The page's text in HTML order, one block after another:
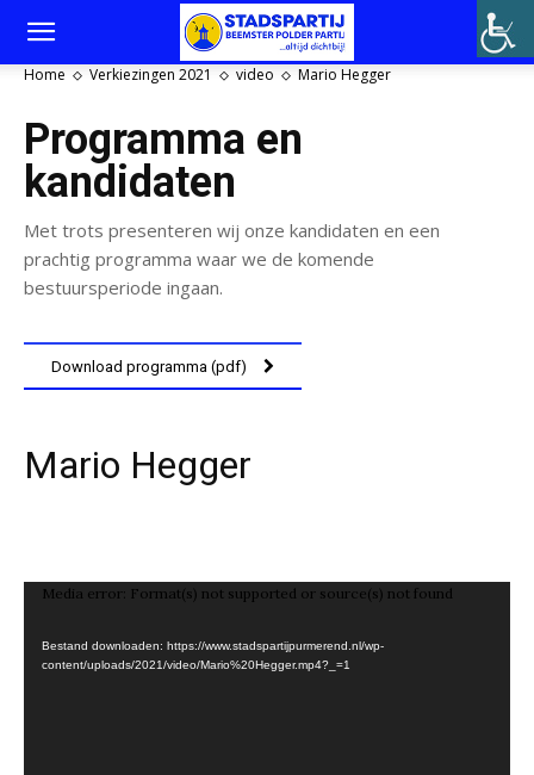
Home Verkiezingen 2021 video Mario Hegger
Programma en
kandidaten
Met trots presenteren wij onze kandidaten en een
prachtig programma waar we de komende
bestuursperiode ingaan.
Download programma (pdf)
Mario Hegger
Media error: Format(s) not supported or source(s) not found
Bestand downloaden: https://www.stadspartijpurmerend.nl/wp-
content/uploads/2021/video/Mario%20Hegger.mp4?_=1